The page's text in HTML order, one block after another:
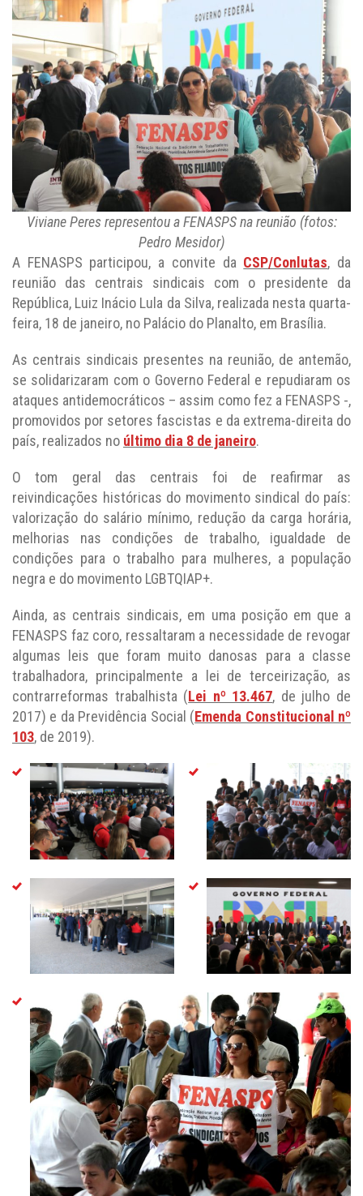
Viviane Peres representou a FENASPS na reunião (fotos:
Pedro Mesidor)
A FENASPS participou, a convite da CSP/Conlutas, da
reunião das centrais sindicais com o presidente da
República, Luiz Inácio Lula da Silva, realizada nesta quarta-
feira, 18 de janeiro, no Palácio do Planalto, em Brasília.
As centrais sindicais presentes na reunião, de antemão,
se solidarizaram com o Governo Federal e repudiaram os
ataques antidemocráticos – assim como fez a FENASPS -,
promovidos por setores fascistas e da extrema-direita do
país, realizados no último dia 8 de janeiro.
O tom geral das centrais foi de reafirmar as
reivindicações históricas do movimento sindical do país:
valorização do salário mínimo, redução da carga horária,
melhorias nas condições de trabalho, igualdade de
condições para o trabalho para mulheres, a população
negra e do movimento LGBTQIAP+.
Ainda, as centrais sindicais, em uma posição em que a
FENASPS faz coro, ressaltaram a necessidade de revogar
algumas leis que foram muito danosas para a classe
trabalhadora, principalmente a lei de terceirização, as
contrarreformas trabalhista (Lei nº 13.467, de julho de
2017) e da Previdência Social (Emenda Constitucional nº
103, de 2019).